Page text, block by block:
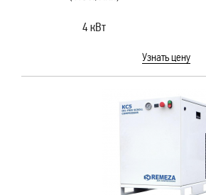
4 кВт
Узнать цену